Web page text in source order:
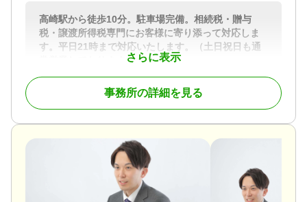
さらに表示
高崎駅から徒歩10分。駐車場完備。相続税・贈与
税・譲渡所得税専門にお客様に寄り添って対応しま
す。平日21時まで対応いたします。（土日祝日も通
常営業しております）
国税の資産課税務署に36年間従事し特別国税調査官
18年の経験を生かした代表税理士本人が対応しま
す。
また、相続税法は難易度が高く税制の中でも難しく
苦手としている税理士が多い税法です。
当事務所はまさしく相続税に特化しております。
事務所の詳細を見る